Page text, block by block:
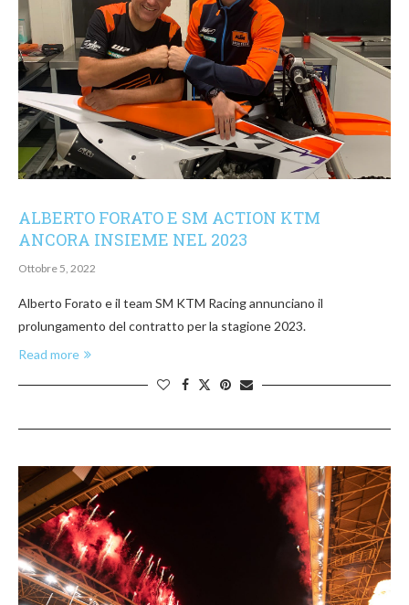
ALBERTO FORATO E SM ACTION KTM
ANCORA INSIEME NEL 2023
Ottobre 5, 2022
Alberto Forato e il team SM KTM Racing annunciano il
prolungamento del contratto per la stagione 2023.
Read more